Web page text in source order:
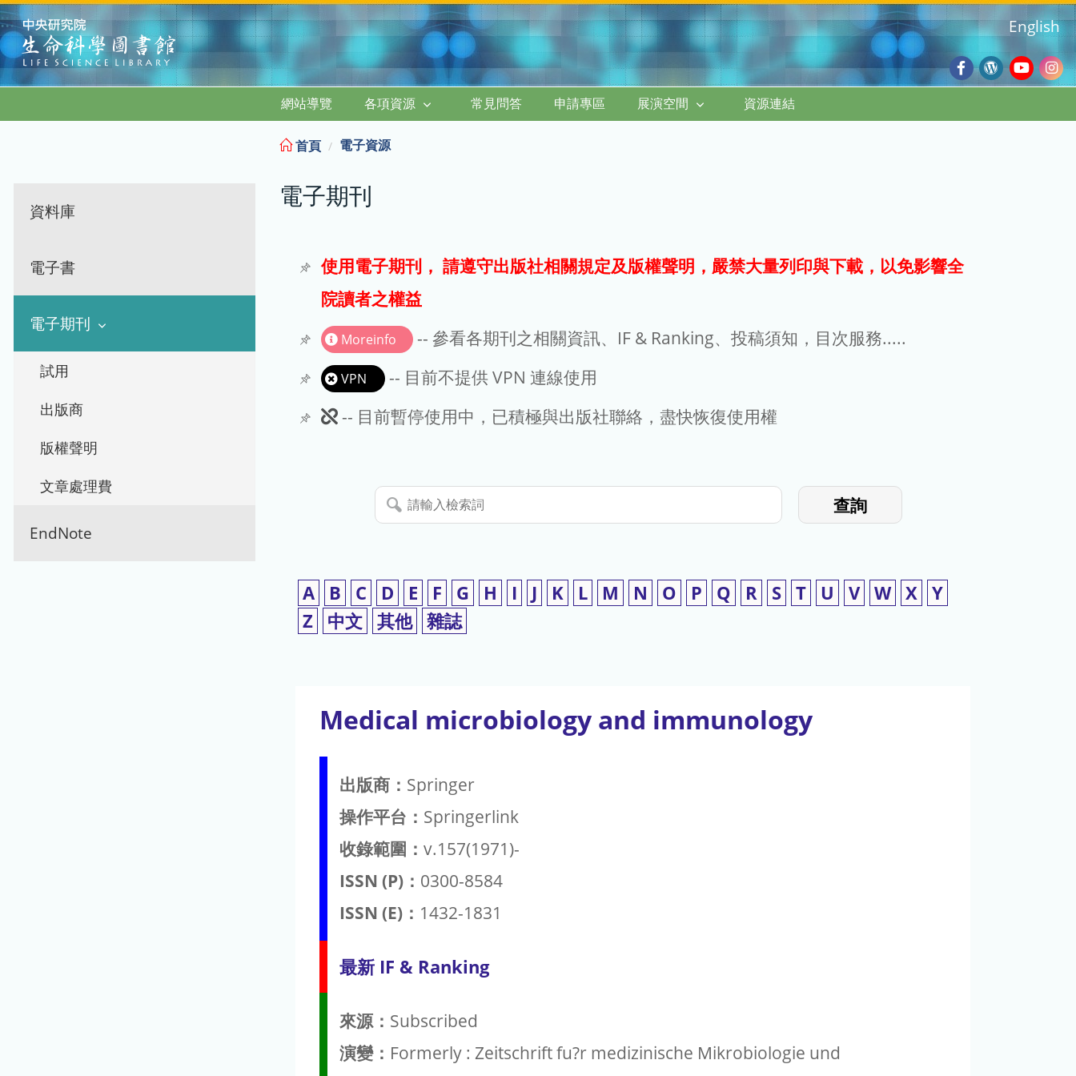
:::
Facebook
Wordpress
Blog
English
網站導覽 各項資源 常見問答 申請專區 展演空間 資源連結
資料庫
電子書
電子期刊
試用
出版商
版權聲明
文章處理費
EndNote
首頁 電子資源
電子期刊
使用電子期刊， 請遵守出版社相關規定及版權聲明，嚴禁大量列印與下載，以免影響全
院讀者之權益
Moreinfo -- 參看各期刊之相關資訊、IF & Ranking、投稿須知，目次服務.....
VPN
-- 目前不提供 VPN 連線使用
此
使
用
-- 目前暫停使用中，已積極與出版社聯絡，盡快恢復使用權
請
輸
索
詞
查詢
A B C D E F G H I J K L M N O P Q R S T U V W X Y
Z
中文 其他 雜誌
Medical microbiology and immunology
出版商： Springer
操作平台： Springerlink
收錄範圍： v.157(1971)-
ISSN (P)： 0300-8584
ISSN (E)： 1432-1831
最新 IF & Ranking
來源： Subscribed
演變： Formerly : Zeitschrift fu?r medizinische Mikrobiologie und